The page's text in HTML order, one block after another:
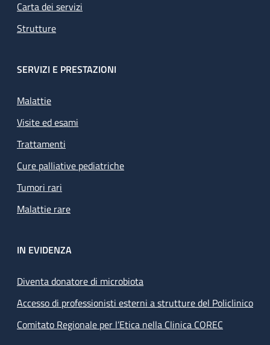
Carta dei servizi
Strutture
SERVIZI E PRESTAZIONI
Malattie
Visite ed esami
Trattamenti
Cure palliative pediatriche
Tumori rari
Malattie rare
IN EVIDENZA
Diventa donatore di microbiota
Accesso di professionisti esterni a strutture del Policlinico
Comitato Regionale per l’Etica nella Clinica COREC